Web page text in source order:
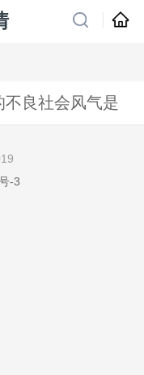
不良社会风气是
-3